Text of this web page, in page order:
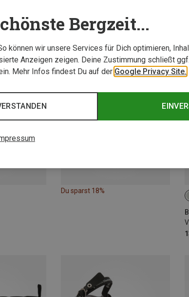
Du sparst 18%
Bergzeit...
können wir unsere Services für Dich optimieren,
Anzeigen zeigen. Deine Zustimmung schließt
Mehr Infos findest Du auf der Google Privacy Site.